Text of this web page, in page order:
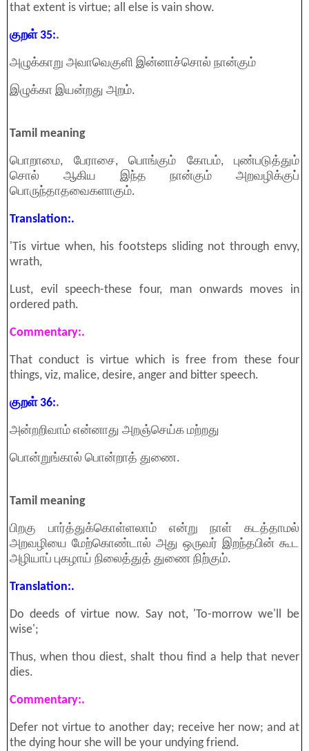
that extent is virtue; all else is vain show.
குறள் 35:.
அழுக்காறு அவாவெகுளி இன்னாச்சொல் நான்கும்
இழுக்கா இயன்றது அறம்.
Tamil meaning
பொறாமை, பேராசை, பொங்கும் கோபம், புண்படுத்தும்
சொல் ஆகிய இந்த நான்கும் அறவழிக்குப்
பொருந்தாதவைகளாகும்.
Translation:.
'Tis virtue when, his footsteps sliding not through envy,
wrath,
Lust, evil speech-these four, man onwards moves in
ordered path.
Commentary:.
That conduct is virtue which is free from these four
things, viz, malice, desire, anger and bitter speech.
குறள் 36:.
அன்றறிவாம் என்னாது அறஞ்செய்க மற்றது
பொன்றுங்கால் பொன்றாத் துணை.
Tamil meaning
பிறகு பார்த்துக்கொள்ளலாம் என்று நாள் கடத்தாமல்
அறவழியை மேற்கொண்டால் அது ஒருவர் இறந்தபின் கூட
அழியாப் புகழாய் நிலைத்துத் துணை நிற்கும்.
Translation:.
Do deeds of virtue now. Say not, 'To-morrow we'll be
wise';
Thus, when thou diest, shalt thou find a help that never
dies.
Commentary:.
Defer not virtue to another day; receive her now; and at
the dying hour she will be your undying friend.